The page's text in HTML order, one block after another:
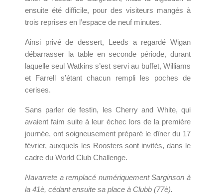
ensuite été difficile, pour des visiteurs mangés à
trois reprises en l’espace de neuf minutes.
Ainsi privé de dessert, Leeds a regardé Wigan
débarrasser la table en seconde période, durant
laquelle seul Watkins s’est servi au buffet, Williams
et Farrell s’étant chacun rempli les poches de
cerises.
Sans parler de festin, les Cherry and White, qui
avaient faim suite à leur échec lors de la première
journée, ont soigneusement préparé le dîner du 17
février, auxquels les Roosters sont invités, dans le
cadre du World Club Challenge.
Navarrete a remplacé numériquement Sarginson à
la 41è, cédant ensuite sa place à Clubb (77è).